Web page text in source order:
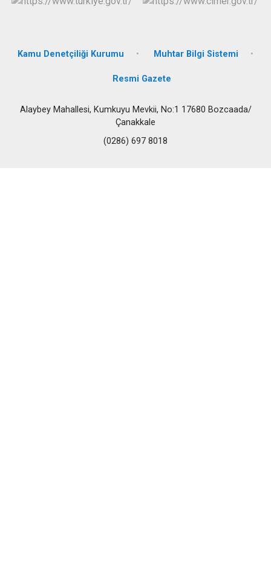
Kamu Denetçiliği Kurumu Muhtar Bilgi Sistemi
Resmi Gazete
Alaybey Mahallesi, Kumkuyu Mevkii, No:1 17680 Bozcaada/
Çanakkale
(0286) 697 8018